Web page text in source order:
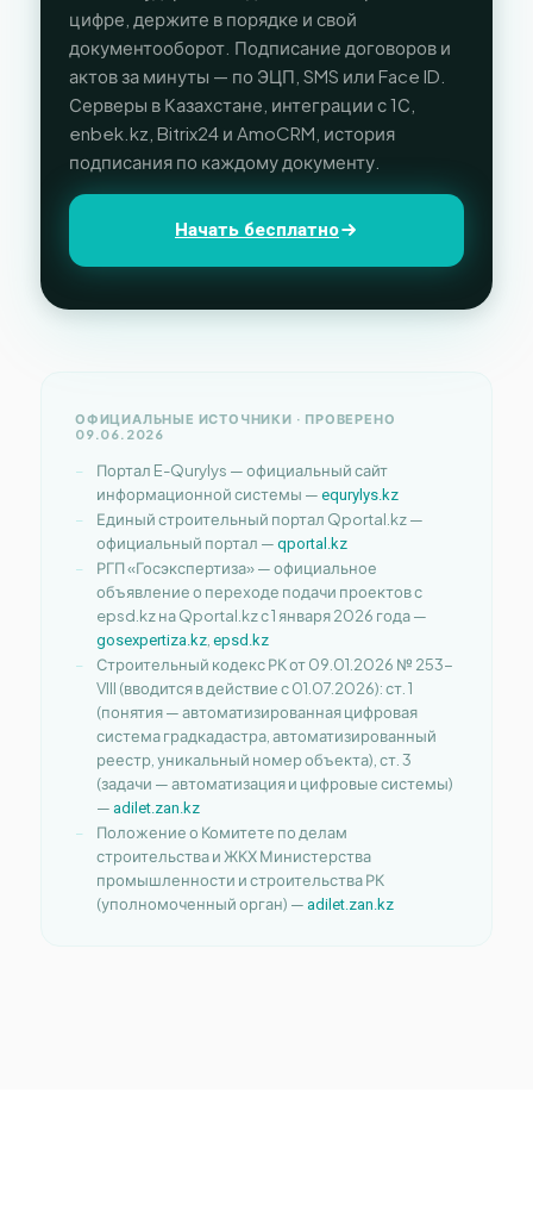
цифре, держите в порядке и свой
документооборот. Подписание договоров и
актов за минуты — по ЭЦП, SMS или Face ID.
Серверы в Казахстане, интеграции с 1С,
enbek.kz, Bitrix24 и AmoCRM, история
подписания по каждому документу.
Начать бесплатно
ОФИЦИАЛЬНЫЕ ИСТОЧНИКИ · ПРОВЕРЕНО
09.06.2026
Портал E-Qurylys — официальный сайт
информационной системы — equrylys.kz
Единый строительный портал Qportal.kz —
официальный портал — qportal.kz
РГП «Госэкспертиза» — официальное
объявление о переходе подачи проектов с
epsd.kz на Qportal.kz с 1 января 2026 года —
gosexpertiza.kz epsd.kz
Строительный кодекс РК от 09.01.2026 № 253-
VIII (вводится в действие с 01.07.2026): ст. 1
(понятия — автоматизированная цифровая
система градкадастра, автоматизированный
реестр, уникальный номер объекта), ст. 3
(задачи — автоматизация и цифровые системы)
— adilet.zan.kz
Положение о Комитете по делам
строительства и ЖКХ Министерства
промышленности и строительства РК
(уполномоченный орган) — adilet.zan.kz